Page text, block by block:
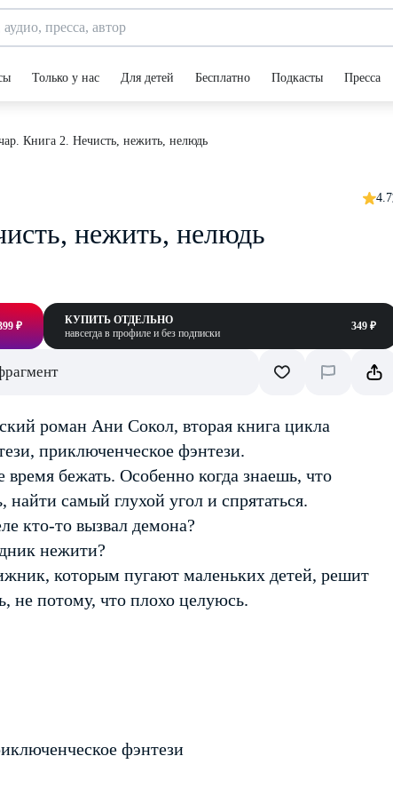
Только у нас Для детей Бесплатно Подкасты Пресса
Книга 2. Нечисть, нежить, нелюдь
4.7
нежить, нелюдь
₽
КУПИТЬ ОТДЕЛЬНО
навсегда в профиле и без подписки
349 ₽
роман Ани Сокол, вторая книга цикла
приключенческое фэнтези.
бежать. Особенно когда знаешь, что
самый глухой угол и спрятаться.
кто-то вызвал демона?
нежити?
которым пугают маленьких детей, решит
не потому, что плохо целуюсь.
фэнтези